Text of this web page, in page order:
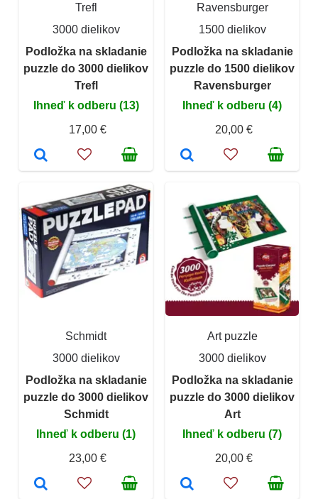
Trefl
3000 dielikov
Podložka na skladanie
puzzle do 3000 dielikov
Trefl
Ihneď k odberu (13)
17,00 €
Ravensburger
1500 dielikov
Podložka na skladanie
puzzle do 1500 dielikov
Ravensburger
Ihneď k odberu (4)
20,00 €
Schmidt
3000 dielikov
Podložka na skladanie
puzzle do 3000 dielikov
Schmidt
Ihneď k odberu (1)
23,00 €
Art puzzle
3000 dielikov
Podložka na skladanie
puzzle do 3000 dielikov
Art
Ihneď k odberu (7)
20,00 €